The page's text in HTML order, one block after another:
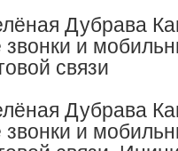
Дубрава
и
связи
Дубрава
и